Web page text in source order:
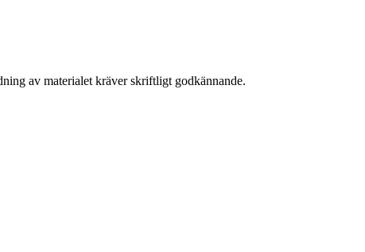
av materialet kräver skriftligt godkännande.